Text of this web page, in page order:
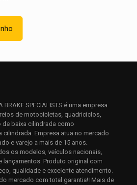
navegador para a próxima vez que
BRAKE SPECIALISTS é uma empresa
de motocicletas, quadriciclos,
de baixa cilindrada como
cilindrada. Empresa atua no mercado
e varejo a mais de 15 anos.
os modelos, veículos nacionais,
lançamentos. Produto original com
qualidade e excelente atendimento.
mercado com total garantia!! Mais de